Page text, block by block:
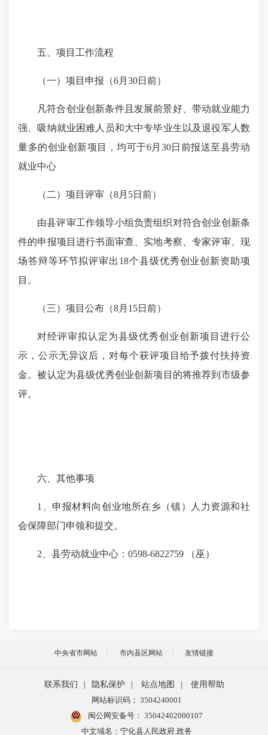
五、项目工作流程
（一）项目申报（6月30日前）
凡符合创业创新条件且发展前景好、带动就业能力
强、吸纳就业困难人员和大中专毕业生以及退役军人数
量多的创业创新项目，均可于6月30日前报送至县劳动
就业中心
（二）项目评审（8月5日前）
由县评审工作领导小组负责组织对符合创业创新条
件的申报项目进行书面审查、实地考察、专家评审、现
场答辩等环节拟评审出18个县级优秀创业创新资助项
目。
（三）项目公布（8月15日前）
对经评审拟认定为县级优秀创业创新项目进行公
示，公示无异议后，对每个获评项目给予拨付扶持资
金。被认定为县级优秀创业创新项目的将推荐到市级参
评。
六、其他事项
1、申报材料向创业地所在乡（镇）人力资源和社
会保障部门申领和提交。
2、县劳动就业中心：0598-6822759 （巫）
中央省市网站 市内县区网站 友情链接
联系我们 隐私保护 站点地图
使用帮助
网站标识码： 3504240001
闽公网安备号： 35042402000107
中文域名：宁化县人民政府.政务